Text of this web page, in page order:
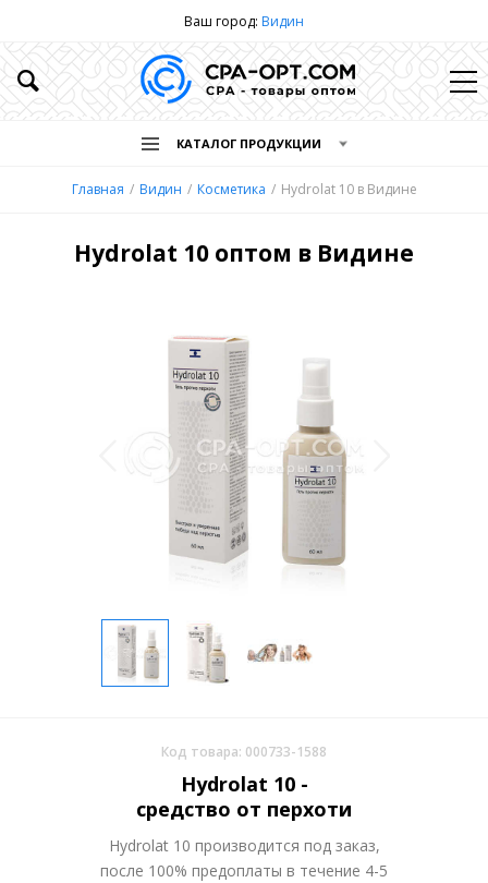
Ваш город: Видин
КАТАЛОГ ПРОДУКЦИИ
Главная Видин Косметика Hydrolat 10 в Видине
Hydrolat 10 оптом в Видине
Код товара: 000733-1588
Hydrolat 10 -
средство от перхоти
Hydrolat 10 производится под заказ,
после 100% предоплаты в течение 4-5